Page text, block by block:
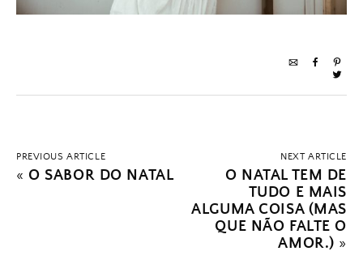
PREVIOUS ARTICLE
« O SABOR DO NATAL
NEXT ARTICLE
O NATAL TEM DE
TUDO E MAIS
ALGUMA COISA (MAS
QUE NÃO FALTE O
AMOR.) »